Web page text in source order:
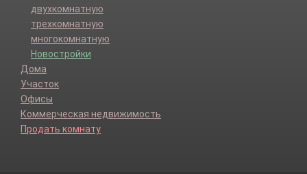
двухкомнатную
трехкомнатную
многокомнатную
Новостройки
Дома
Участок
Офисы
Коммерческая недвижимость
Продать комнату